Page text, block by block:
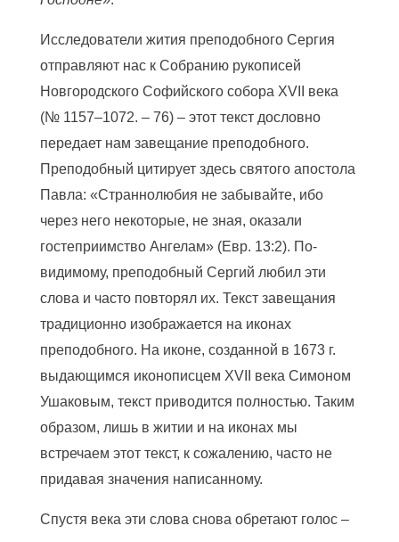
Исследователи жития преподобного Сергия
отправляют нас к Собранию рукописей
Новгородского Софийского собора XVII века
(№ 1157–1072. – 76) – этот текст дословно
передает нам завещание преподобного.
Преподобный цитирует здесь святого апостола
Павла: «Страннолюбия не забывайте, ибо
через него некоторые, не зная, оказали
гостеприимство Ангелам» (Евр. 13:2). По-
видимому, преподобный Сергий любил эти
слова и часто повторял их. Текст завещания
традиционно изображается на иконах
преподобного. На иконе, созданной в 1673 г.
выдающимся иконописцем XVII века Симоном
Ушаковым, текст приводится полностью. Таким
образом, лишь в житии и на иконах мы
встречаем этот текст, к сожалению, часто не
придавая значения написанному.
Спустя века эти слова снова обретают голос –